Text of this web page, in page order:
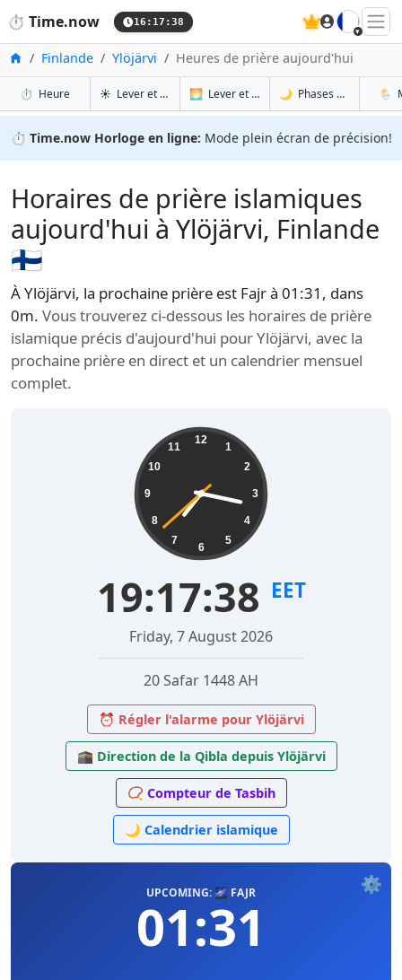
⏱️ Time.now 16:17:39 🇫🇷
Accueil
Finlande Ylöjärvi Heures de prière aujourd'hui
⏱️ Heureà Ylöjärvi
☀️ Lever et coucher du soleil à Ylöjärvi
🌅 Lever et coucher du soleil demain à
🌙 Phases de la Lune à
🌦️
⏱️ Time.now Horloge en ligne: Mode plein écran de précision!
Horaires de prière islamiques
aujourd'hui à Ylöjärvi, Finlande
🇫🇮
À Ylöjärvi, la prochaine prière est Fajr à 01:31, dans
0m. Vous trouverez ci-dessous les horaires de prière
islamique précis d'aujourd'hui pour Ylöjärvi, avec la
prochaine prière en direct et un calendrier mensuel
complet.
12
1
2
3
4
5
6
7
8
9
10
11
19:17:39 EET
Friday, 7 August 2026
20 Safar 1448 AH
⏰ Régler l'alarme pour Ylöjärvi
🕋 Direction de la Qibla depuis Ylöjärvi
📿 Compteur de Tasbih
🌙 Calendrier islamique
⚙️
UPCOMING: 🌌 FAJR
01:31